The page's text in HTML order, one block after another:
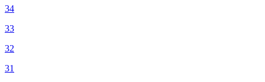
34
33
32
31